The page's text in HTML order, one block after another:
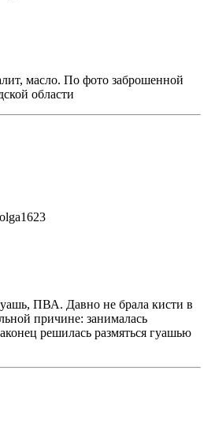
масло. По фото заброшенной
области
olga1623
ПВА. Давно не брала кисти в
причине: занималась
решилась размяться гуашью